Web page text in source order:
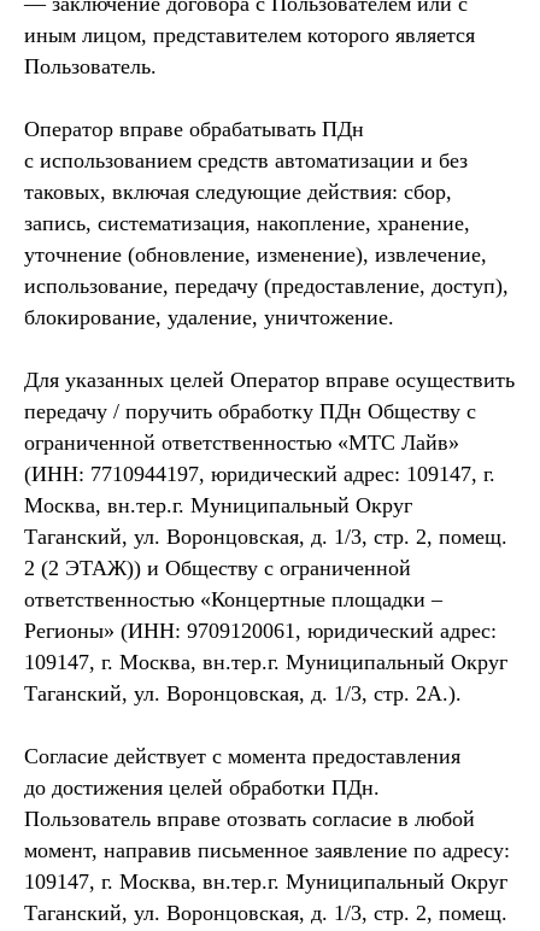
иным лицом, представителем которого является
Пользователь.
Оператор вправе обрабатывать ПДн
с использованием средств автоматизации и без
таковых, включая следующие действия: сбор,
запись, систематизация, накопление, хранение,
уточнение (обновление, изменение), извлечение,
использование, передачу (предоставление, доступ),
блокирование, удаление, уничтожение.
Для указанных целей Оператор вправе осуществить
передачу / поручить обработку ПДн Обществу с
ограниченной ответственностью «МТС Лайв»
(ИНН: 7710944197, юридический адрес: 109147, г.
Москва, вн.тер.г. Муниципальный Округ
Таганский, ул. Воронцовская, д. 1/3, стр. 2, помещ.
2 (2 ЭТАЖ)) и Обществу с ограниченной
ответственностью «Концертные площадки –
Регионы» (ИНН: 9709120061, юридический адрес:
109147, г. Москва, вн.тер.г. Муниципальный Округ
Таганский, ул. Воронцовская, д. 1/3, стр. 2А.).
Согласие действует с момента предоставления
до достижения целей обработки ПДн.
Пользователь вправе отозвать согласие в любой
момент, направив письменное заявление по адресу:
109147, г. Москва, вн.тер.г. Муниципальный Округ
Таганский, ул. Воронцовская, д. 1/3, стр. 2, помещ.